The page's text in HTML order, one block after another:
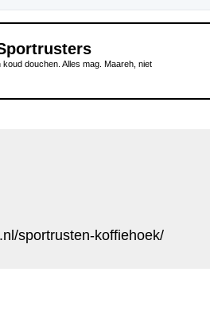
douchen. Alles mag. Maareh, niet
sportrusten-koffiehoek/